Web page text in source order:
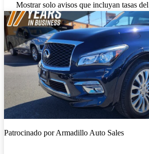
Mostrar solo avisos que incluyan tasas
Patrocinado porArmadillo Auto Sales